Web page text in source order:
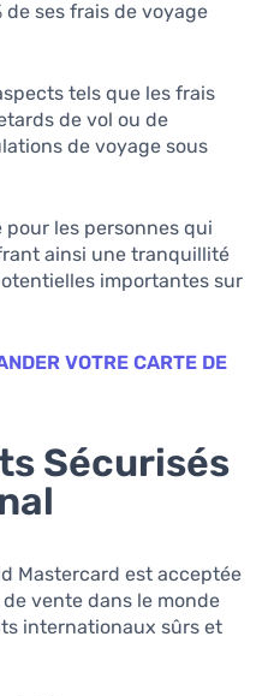
ses frais de voyage
tels que les frais
de vol ou de
de voyage sous
pour les personnes qui
ainsi une tranquillité
importantes sur
VOTRE CARTE DE
Sécurisés
Mastercard est acceptée
vente dans le monde
internationaux sûrs et